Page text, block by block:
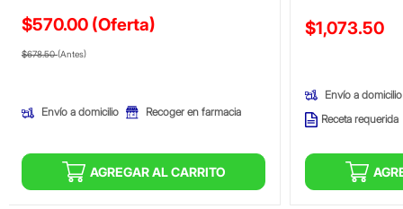
$570.00 (Oferta)
Precio reducido de
$678.50(Antes)(Oferta)
Envío a domicilio Recoger en farmacia
AGREGAR AL CARRITO
Precio
$1,073.50
Envío a domicilio
Receta requerida